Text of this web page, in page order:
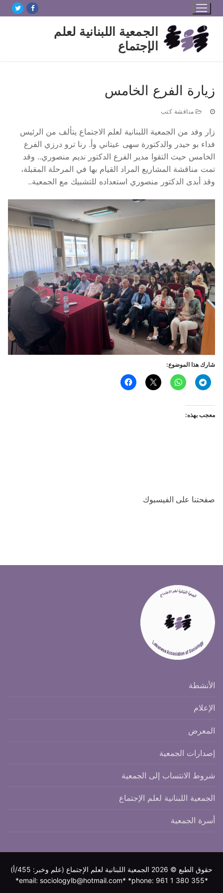
التجاوز
إلى
المحتوى
الجمعية اللبنانية لعلم
الإجتماع
زيارة الفرع الخامس
مناقشة كتب
زار وفد من الجمعية اللبنانية لعلم الاجتماع يتألف من الرئيس
فداء بو حيدر والدكتورة سهى عيتاني وأ. رنا ترو درزي الفرع
الخامس حيث التقوا مدير الفرع الدكتور نديم منصوري.. وقد
تمت مناقشة المشاريع المراد القيام بها في المرحلة المقبلة،
وقد أبدى الدكتور منصوري استعداده للتشبيك مع الجمعية..
شارك هذا الموضوع:
معجب بهذه:
صفحتنا على الفيسبوك
الأنشطة
الإعلام
المعرض
إصدارات الجمعية
شروط الانتساب إلى الجمعية
الجمعية اللبنانية لعلم الإجتماع
أسرة الجمعية
حقوق الطبع © 2026 الجمعية اللبنانية لعلم الإجتماع (علم وخبر: 455/أ)
*email: sociologylb@hotmail.com* *phone: 961 1 380 355*